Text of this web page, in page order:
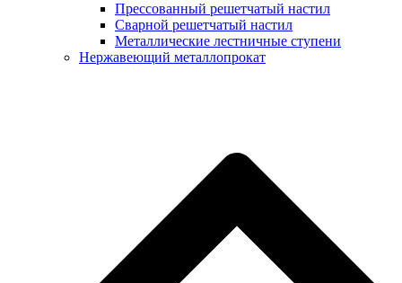
Прессованный решетчатый настил
Сварной решетчатый настил
Металлические лестничные ступени
Нержавеющий металлопрокат